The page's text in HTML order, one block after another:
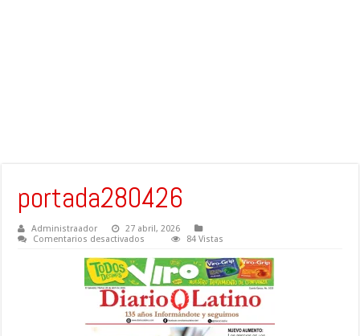
portada280426
Administraador
27 abril, 2026
Comentarios desactivados
84 Vistas